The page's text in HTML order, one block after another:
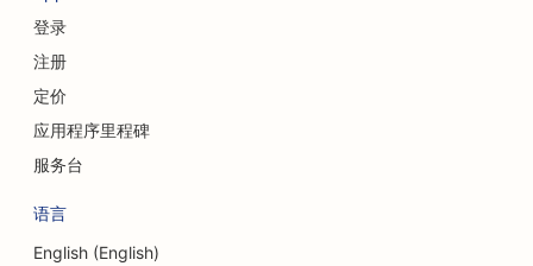
登录
注册
定价
应用程序里程碑
服务台
语言
English (English)